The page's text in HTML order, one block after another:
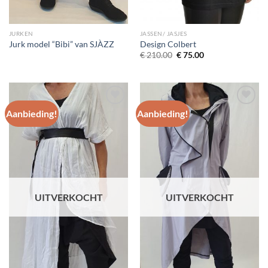
JURKEN
Jurk model “Bibi” van SJÀZZ
JASSEN/ JASJES
Design Colbert
€210.00 Oorspronkelijke
€75.00Huidige
Aanbieding!
Toevoegen
wenslijst
UITVERKOCHT
Aanbieding!
Toevoegen
wenslijst
UITVERKOCHT